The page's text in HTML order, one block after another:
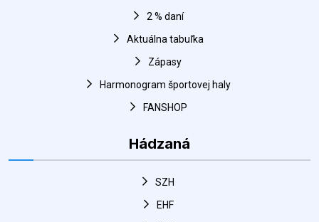
2 % daní
Aktuálna tabuľka
Zápasy
Harmonogram športovej haly
FANSHOP
Hádzaná
SZH
EHF